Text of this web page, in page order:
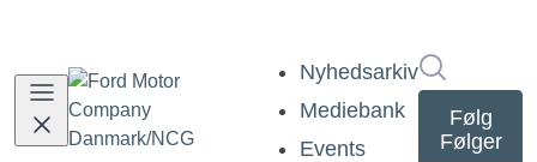
Nyhedsarkiv
Mediebank
Events
Følg
Følger